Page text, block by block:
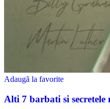
Adaugă la favorite
Alti 7 barbati si